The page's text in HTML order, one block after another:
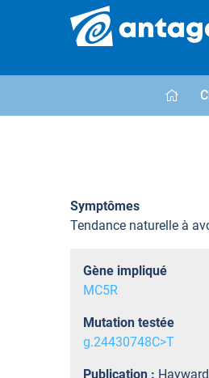
Symptômes
Tendance naturelle à
Gène impliqué
MC5R
Mutation testée
g.24430748C>T
Publication :